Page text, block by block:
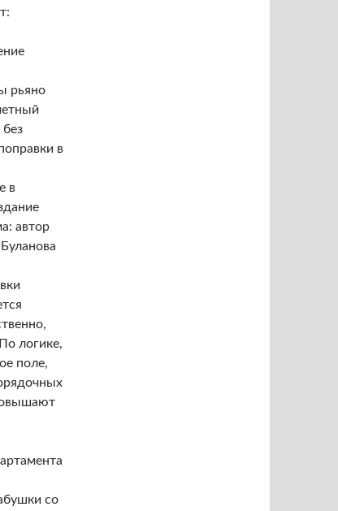
рьяно
в
в
автор
логике,
поле,
со